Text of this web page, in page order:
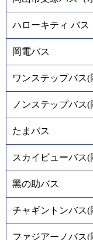
ハローキティ バス
岡電バス
ワンステップバス(
ノンステップバス(
たまバス
スカイビューバス(
黑の助バス
チャギントンバス(
ファジアーノバス(